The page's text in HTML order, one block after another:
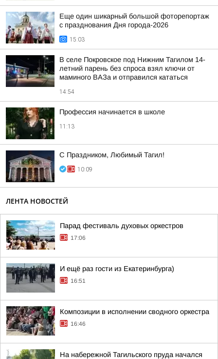
Еще один шикарный большой фоторепортаж
с празднования Дня города-2026
15:03
В селе Покровское под Нижним Тагилом 14-
летний парень без спроса взял ключи от
маминого ВАЗа и отправился кататься
14:54
Профессия начинается в школе
11:13
С Праздником, Любимый Тагил!
10:09
ЛЕНТА НОВОСТЕЙ
Парад фестиваль духовых оркестров
17:06
И ещё раз гости из Екатеринбурга)
16:51
Композиции в исполнении сводного оркестра
16:46
На набережной Тагильского пруда начался